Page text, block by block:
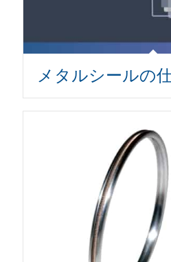
メタルシールの